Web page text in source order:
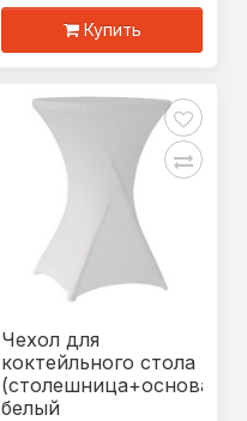
Купить
Чехол для
коктейльного стола
белый